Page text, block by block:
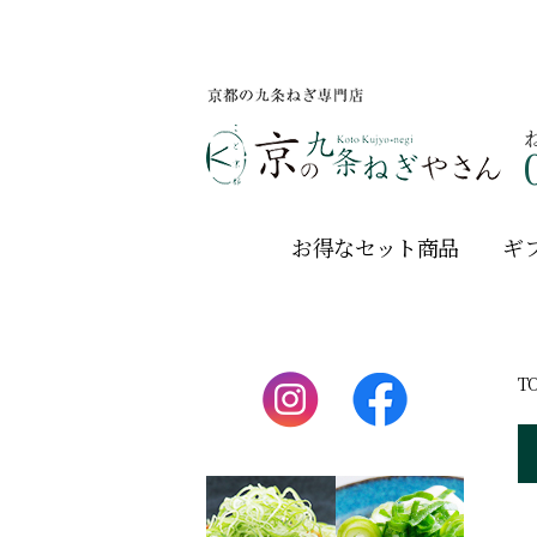
お得なセット商品 ギ